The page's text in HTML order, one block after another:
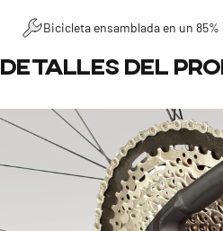
Bicicleta ensamblada en un 85%
Detalles del